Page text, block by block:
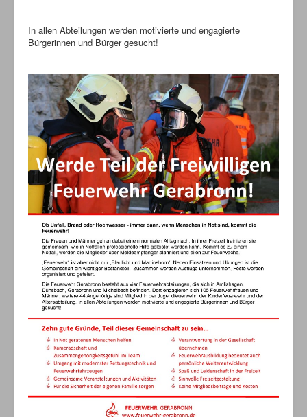
In allen Abteilungen werden motivierte und engagierte
Bürgerinnen und Bürger gesucht!